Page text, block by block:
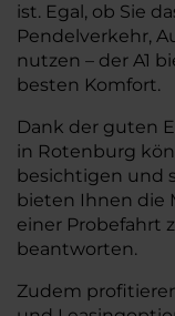
ist. Egal, ob Sie
Pendelverkehr,
nutzen – der A1
besten Komfort.
Dank der guten
in Rotenburg
besichtigen und
bieten Ihnen die
einer Probefahrt
beantworten.
Zudem